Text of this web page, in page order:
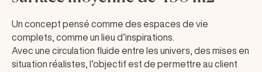
Un concept pensé comme des espaces de vie
complets, comme un lieu d’inspirations.
Avec une circulation fluide entre les univers, des mises en
situation réalistes, l’objectif est de permettre au client